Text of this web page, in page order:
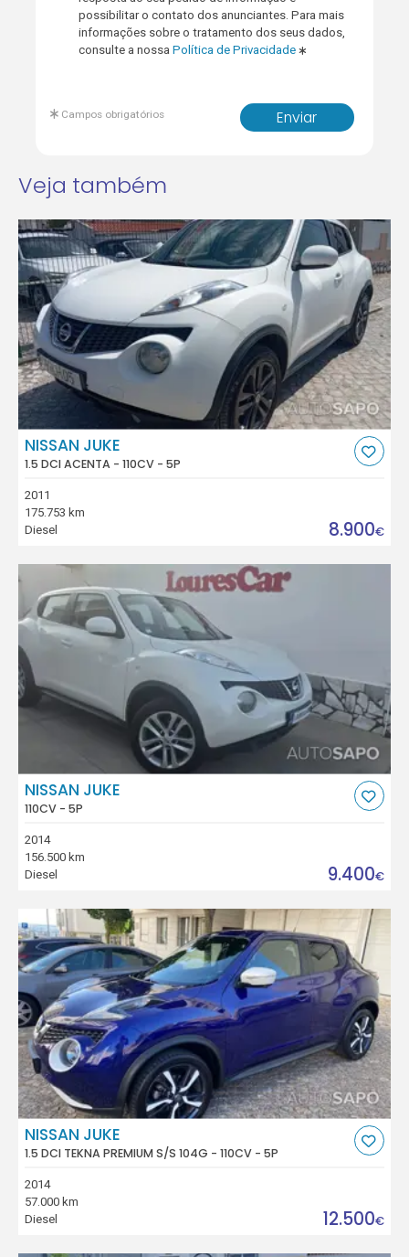
possibilitar o contato dos anunciantes. Para mais
informações sobre o tratamento dos seus dados,
consulte a nossaPolítica de Privacidade
Enviar
Campos obrigatórios
Veja também
NISSAN JUKE
1.5 DCI ACENTA - 110CV - 5P
2011
175.753 km
Diesel
8.900€
NISSAN JUKE
110CV - 5P
2014
156.500 km
Diesel
9.400€
NISSAN JUKE
1.5 DCI TEKNA PREMIUM S/S 104G - 110CV - 5P
2014
57.000 km
Diesel
12.500€